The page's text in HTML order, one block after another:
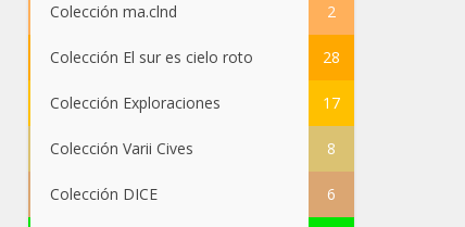
Colección ma.clnd 2
Colección El sur es cielo roto 28
Colección Exploraciones 17
Colección Varii Cives 8
Colección DICE 6